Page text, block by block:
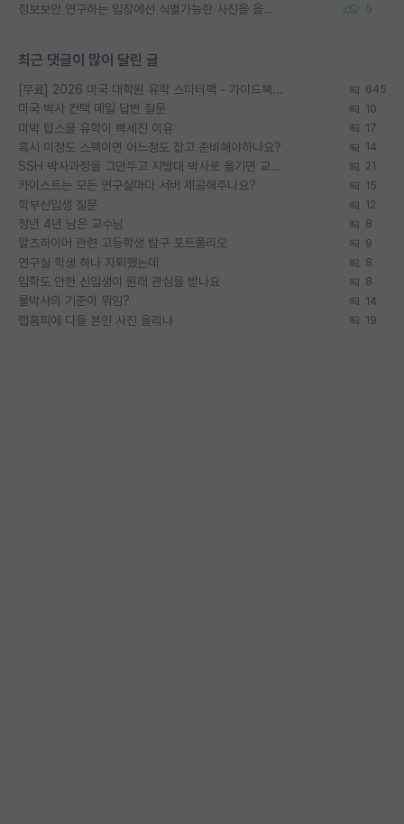
정보보안 연구하는 입장에선 식별가능한 사진을 올리는건 비추이긴함 5
최근 댓글이 많이 달린 글
[무료] 2026 미국 대학원 유학 스타터팩 - 가이드북 & 합격자 컨택메일 템플릿 645
미국 박사 컨택 메일 답변 질문 10
미박 탑스쿨 유학이 빡세진 이유 17
혹시 이정도 스펙이면 어느정도 잡고 준비해야하나요? 14
SSH 박사과정을 그만두고 지방대 박사로 옮기면 교수의 꿈은 끝일까요? 21
카이스트는 모든 연구실마다 서버 제공해주나요? 15
학부신입생 질문 12
정년 4년 남은 교수님 8
알츠하이머 관련 고등학생 탐구 포트폴리오 9
연구실 학생 하나 자퇴했는데 8
입학도 안한 신입생이 원래 관심을 받나요 8
물박사의 기준이 뭐임? 14
랩홈피에 다들 본인 사진 올리냐 19